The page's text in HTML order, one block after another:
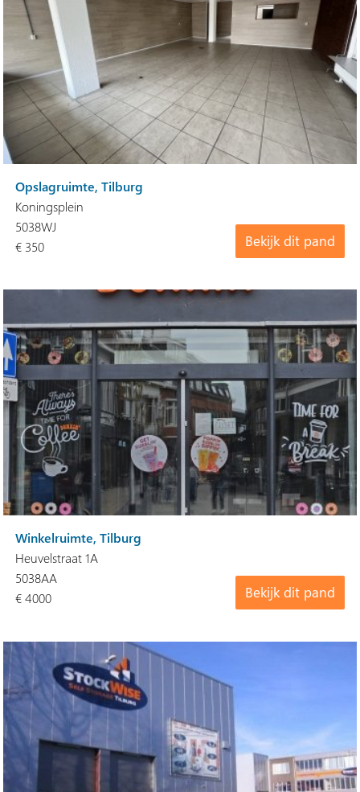
Opslagruimte, Tilburg
Koningsplein
Bekijk dit pand
5038WJ
€ 350
Winkelruimte, Tilburg
Heuvelstraat 1A
Bekijk dit pand
5038AA
€ 4000